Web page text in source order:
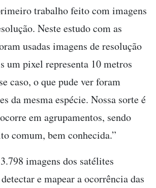
trabalho feito com imagens
Neste estudo com as
usadas imagens de resolução
um pixel representa 10 metros
caso, o que pude ver foram
da mesma espécie. Nossa sorte é
ocorre em agrupamentos, sendo
comum, bem conhecida.”
imagens dos satélites
e mapear a ocorrência das